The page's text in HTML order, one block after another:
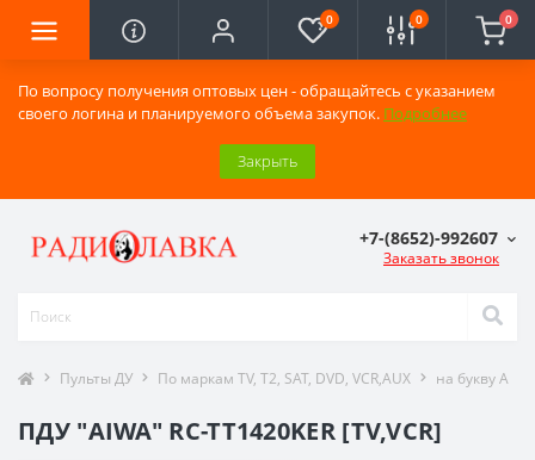
По вопросу получения оптовых цен - обращайтесь с указанием
своего логина и планируемого объема закупок. Подробнее
Закрыть
0 0 0
+7-(8652)-992607
Заказать звонок
Пульты ДУ По маркам TV, T2, SAT, DVD, VCR,AUX на букву A
ПДУ "AIWA" RC-TT1420KER [TV,VCR]